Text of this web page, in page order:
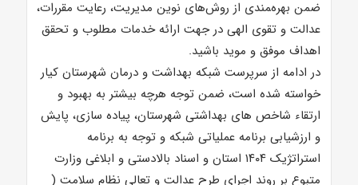
ضمن بهره‌‍مندی از روش‌های نوین مدیریت، رعایت مقررات،
عدالت و تقوی الهی در جهت ارائه خدمات مطلوب و تحقق
اهداف موفق و موید باشید.
در ادامه از سرپرست شبکه بهداشت و درمان شهرستان کیار
خواسته شده است، ضمن توجه هرچه بیشتر به بهبود و
ارتقاء شاخص های بهداشتی شهرستان، پیاده سازی، پایش
و ارزشیابی برنامه عملیاتی شبکه و توجه به برنامه
استراتژیک ۱۴۰۴ استان و اسناد بالادستی و ابلاغی وزارت
متبوع بر روند اجرای طرح عدالت و تعالی نظام سلامت (